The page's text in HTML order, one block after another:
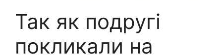
Так як подругі
покликали на